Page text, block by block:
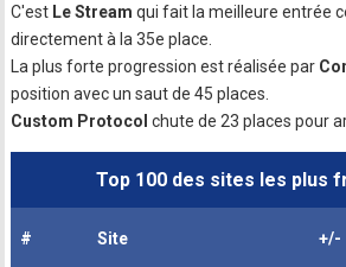
C'est Le Stream qui fait la meilleure entrée
directement à la 35e place.
La plus forte progression est réalisée par
position avec un saut de 45 places.
Custom Protocol chute de 23 places pour
Top 100 des sites les plus
# Site +/-